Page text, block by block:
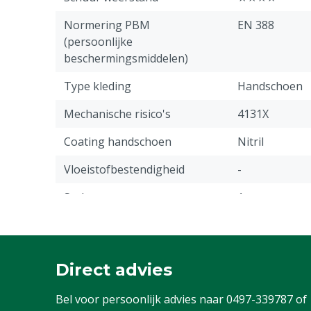
Normering PBM
(persoonlijke
beschermingsmiddelen)
EN 388
Type kleding
Handschoen
Mechanische risico's
4131X
Coating handschoen
Nitril
Vloeistofbestendigheid
-
Stuks
1
Normen & certificeringen
Direct advies
Bel voor persoonlijk advies naar0497-339787of